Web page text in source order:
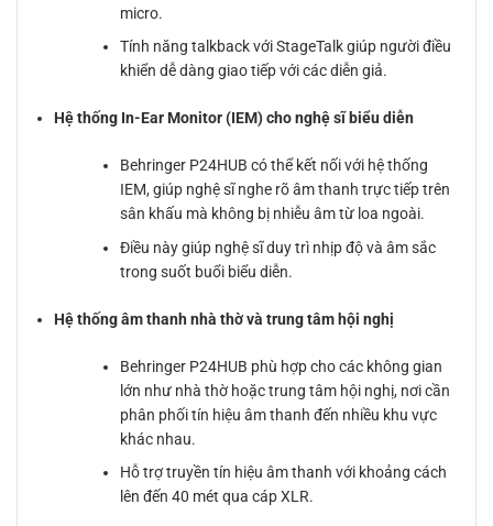
micro.
Tính năng talkback với StageTalk giúp người điều
khiển dễ dàng giao tiếp với các diễn giả.
Hệ thống In-Ear Monitor (IEM) cho nghệ sĩ biểu diễn
Behringer P24HUB có thể kết nối với hệ thống
IEM, giúp nghệ sĩ nghe rõ âm thanh trực tiếp trên
sân khấu mà không bị nhiễu âm từ loa ngoài.
Điều này giúp nghệ sĩ duy trì nhịp độ và âm sắc
trong suốt buổi biểu diễn.
Hệ thống âm thanh nhà thờ và trung tâm hội nghị
Behringer P24HUB phù hợp cho các không gian
lớn như nhà thờ hoặc trung tâm hội nghị, nơi cần
phân phối tín hiệu âm thanh đến nhiều khu vực
khác nhau.
Hỗ trợ truyền tín hiệu âm thanh với khoảng cách
lên đến 40 mét qua cáp XLR.